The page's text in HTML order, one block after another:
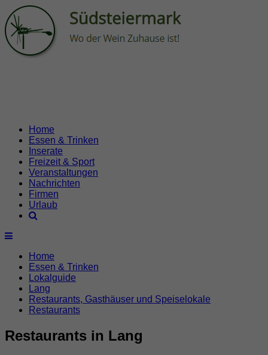
Home
Essen & Trinken
Inserate
Freizeit & Sport
Veranstaltungen
Nachrichten
Firmen
Urlaub
Home
Essen & Trinken
Lokalguide
Lang
Restaurants, Gasthäuser und Speiselokale
Restaurants
Restaurants in Lang